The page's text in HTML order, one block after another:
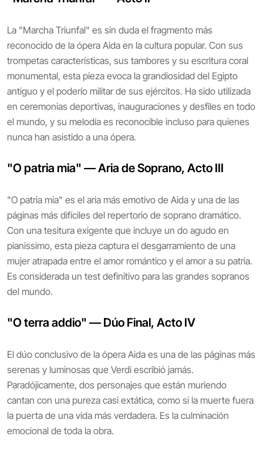
La "Marcha Triunfal" es sin duda el fragmento más
reconocido de la ópera Aida en la cultura popular. Con sus
trompetas características, sus tambores y su escritura coral
monumental, esta pieza evoca la grandiosidad del Egipto
antiguo y el poderío militar de sus ejércitos. Ha sido utilizada
en ceremonias deportivas, inauguraciones y desfiles en todo
el mundo, y su melodía es reconocible incluso para quienes
nunca han asistido a una ópera.
"O patria mia" — Aria de Soprano, Acto III
"O patria mia" es el aria más emotivo de Aida y una de las
páginas más difíciles del repertorio de soprano dramático.
Con una tesitura exigente que incluye un do agudo en
pianissimo, esta pieza captura el desgarramiento de una
mujer atrapada entre el amor romántico y el amor a su patria.
Es considerada un test definitivo para las grandes sopranos
del mundo.
"O terra addio" — Dúo Final, Acto IV
El dúo conclusivo de la ópera Aida es una de las páginas más
serenas y luminosas que Verdi escribió jamás.
Paradójicamente, dos personajes que están muriendo
cantan con una pureza casi extática, como si la muerte fuera
la puerta de una vida más verdadera. Es la culminación
emocional de toda la obra.